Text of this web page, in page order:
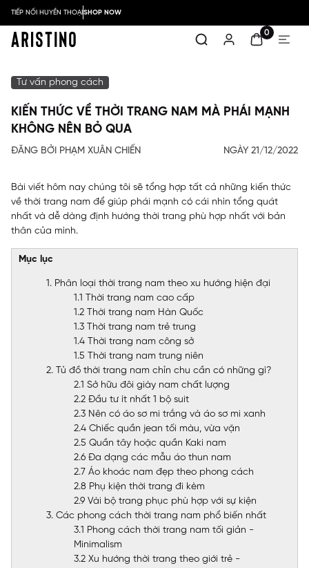
TIẾP NỐI HUYỀN THOẠISHOP NOW
0
Tư vấn phong cách
KIẾN THỨC VỀ THỜI TRANG NAM MÀ PHÁI MẠNH
KHÔNG NÊN BỎ QUA
ĐĂNG BỞI PHẠM XUÂN CHIẾN NGÀY 21/12/2022
Bài viết hôm nay chúng tôi sẽ tổng hợp tất cả những kiến thức
về thời trang nam để giúp phái mạnh có cái nhìn tổng quát
nhất và dễ dàng định hướng thời trang phù hợp nhất với bản
thân của mình.
Mục lục
1. Phân loại thời trang nam theo xu hướng hiện đại
1.1 Thời trang nam cao cấp
1.2 Thời trang nam Hàn Quốc
1.3 Thời trang nam trẻ trung
1.4 Thời trang nam công sở
1.5 Thời trang nam trung niên
2. Tủ đồ thời trang nam chỉn chu cần có những gì?
2.1 Sở hữu đôi giày nam chất lượng
2.2 Đầu tư ít nhất 1 bộ suit
2.3 Nên có áo sơ mi trắng và áo sơ mi xanh
2.4 Chiếc quần jean tối màu, vừa vặn
2.5 Quần tây hoặc quần Kaki nam
2.6 Đa dạng các mẫu áo thun nam
2.7 Áo khoác nam đẹp theo phong cách
2.8 Phụ kiện thời trang đi kèm
2.9 Vài bộ trang phục phù hợp với sự kiện
3. Các phong cách thời trang nam phổ biến nhất
3.1 Phong cách thời trang nam tối giản -
Minimalism
3.2 Xu hướng thời trang theo giới trẻ -